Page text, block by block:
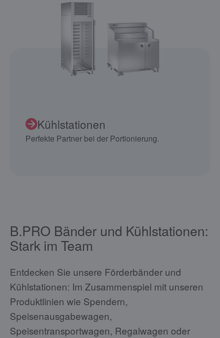
Kühlstationen
Perfekte Partner bei der Portionierung.
B.PRO Bänder und Kühlstationen:
Stark im Team
Entdecken Sie unsere Förderbänder und
Kühlstationen: Im Zusammenspiel mit unseren
Produktlinien wie Spendern,
Speisenausgabewagen,
Speisentransportwagen, Regalwagen oder